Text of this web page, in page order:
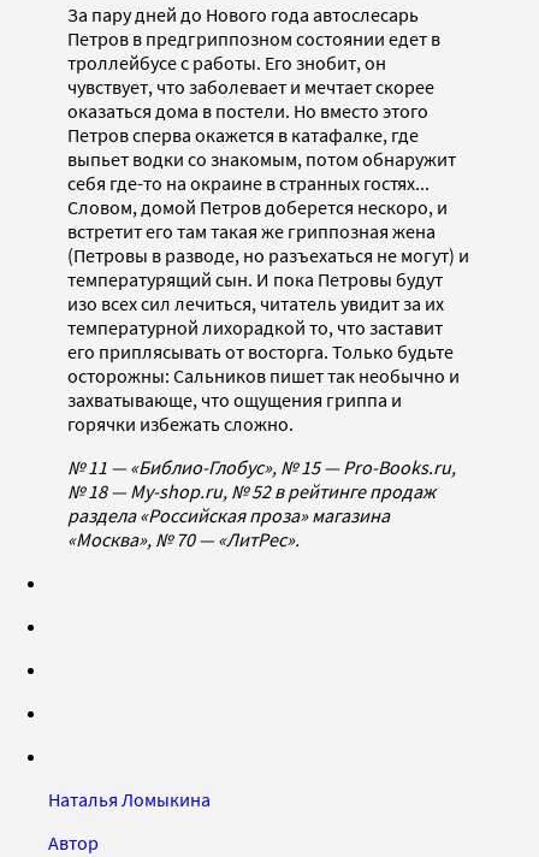
За пару дней до Нового года автослесарь
Петров в предгриппозном состоянии едет в
троллейбусе с работы. Его знобит, он
чувствует, что заболевает и мечтает скорее
оказаться дома в постели. Но вместо этого
Петров сперва окажется в катафалке, где
выпьет водки со знакомым, потом обнаружит
себя где-то на окраине в странных гостях...
Словом, домой Петров доберется нескоро, и
встретит его там такая же гриппозная жена
(Петровы в разводе, но разъехаться не могут) и
температурящий сын. И пока Петровы будут
изо всех сил лечиться, читатель увидит за их
температурной лихорадкой то, что заставит
его приплясывать от восторга. Только будьте
осторожны: Сальников пишет так необычно и
захватывающе, что ощущения гриппа и
горячки избежать сложно.
№ 11 — «Библио-Глобус», № 15 — Pro-Books.ru,
№ 18 — My-shop.ru, № 52 в рейтинге продаж
раздела «Российская проза» магазина
«Москва», № 70 — «ЛитРес».
Наталья Ломыкина
Автор